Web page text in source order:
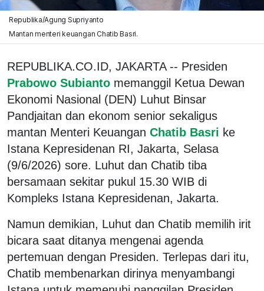
Republika/Agung Supriyanto
Mantan menteri keuangan Chatib Basri.
REPUBLIKA.CO.ID, JAKARTA -- Presiden
Prabowo Subianto memanggil Ketua Dewan
Ekonomi Nasional (DEN) Luhut Binsar
Pandjaitan dan ekonom senior sekaligus
mantan Menteri Keuangan Chatib Basri ke
Istana Kepresidenan RI, Jakarta, Selasa
(9/6/2026) sore. Luhut dan Chatib tiba
bersamaan sekitar pukul 15.30 WIB di
Kompleks Istana Kepresidenan, Jakarta.
Namun demikian, Luhut dan Chatib memilih irit
bicara saat ditanya mengenai agenda
pertemuan dengan Presiden. Terlepas dari itu,
Chatib membenarkan dirinya menyambangi